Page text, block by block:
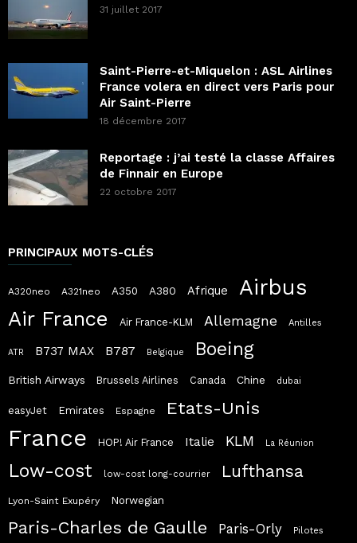
31 juillet 2017
Saint-Pierre-et-Miquelon : ASL Airlines
France volera en direct vers Paris pour
Air Saint-Pierre
18 décembre 2017
Reportage : j’ai testé la classe Affaires
de Finnair en Europe
22 octobre 2017
PRINCIPAUX MOTS-CLÉS
A320neo A321neo A350 A380 Afrique Airbus
Air France Air France-KLM Allemagne Antilles
ATR B737 MAX B787 Belgique Boeing
British Airways Brussels Airlines Canada Chine dubai
easyJet Emirates Espagne Etats-Unis
France HOP! Air France Italie KLM La Réunion
Low-cost low-cost long-courrier Lufthansa
Lyon-Saint Exupéry Norwegian
Paris-Charles de Gaulle Paris-Orly Pilotes